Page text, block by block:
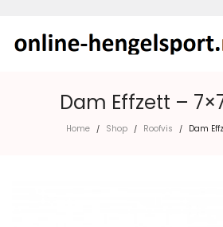
Dam Effzett –
Home / Shop / Roofvis / Dam